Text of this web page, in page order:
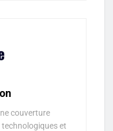
couverture
et